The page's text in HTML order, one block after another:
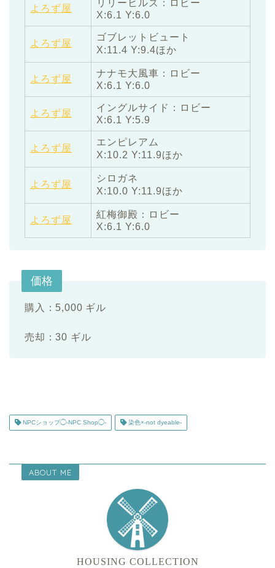
よろず屋
リリーヒルズ：ロビー
X:6.1 Y:6.0
よろず屋
ゴブレットビュート
X:11.4 Y:9.4ほか
よろず屋
ナナモ大風車：ロビー
X:6.1 Y:6.0
よろず屋
イングルサイド：ロビー
X:6.1 Y:5.9
よろず屋
エンピレアム
X:10.2 Y:11.9ほか
よろず屋
シロガネ
X:10.0 Y:11.9ほか
よろず屋
紅梅御殿：ロビー
X:6.1 Y:6.0
価格
購入：5,000 ギル
売却：30 ギル
NPCショップ◯-NPC Shop◯- 染色×-not dyeable-
ABOUT ME
HOUSING COLLECTION